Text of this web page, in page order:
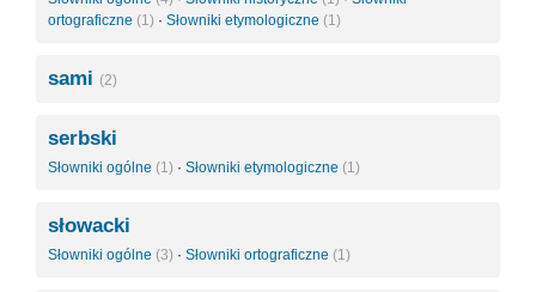
ortograficzne (1) · Słowniki etymologiczne (1)
sami (2)
serbski
Słowniki ogólne (1) · Słowniki etymologiczne (1)
słowacki
Słowniki ogólne (3) · Słowniki ortograficzne (1)